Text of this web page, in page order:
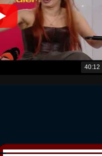
40:12